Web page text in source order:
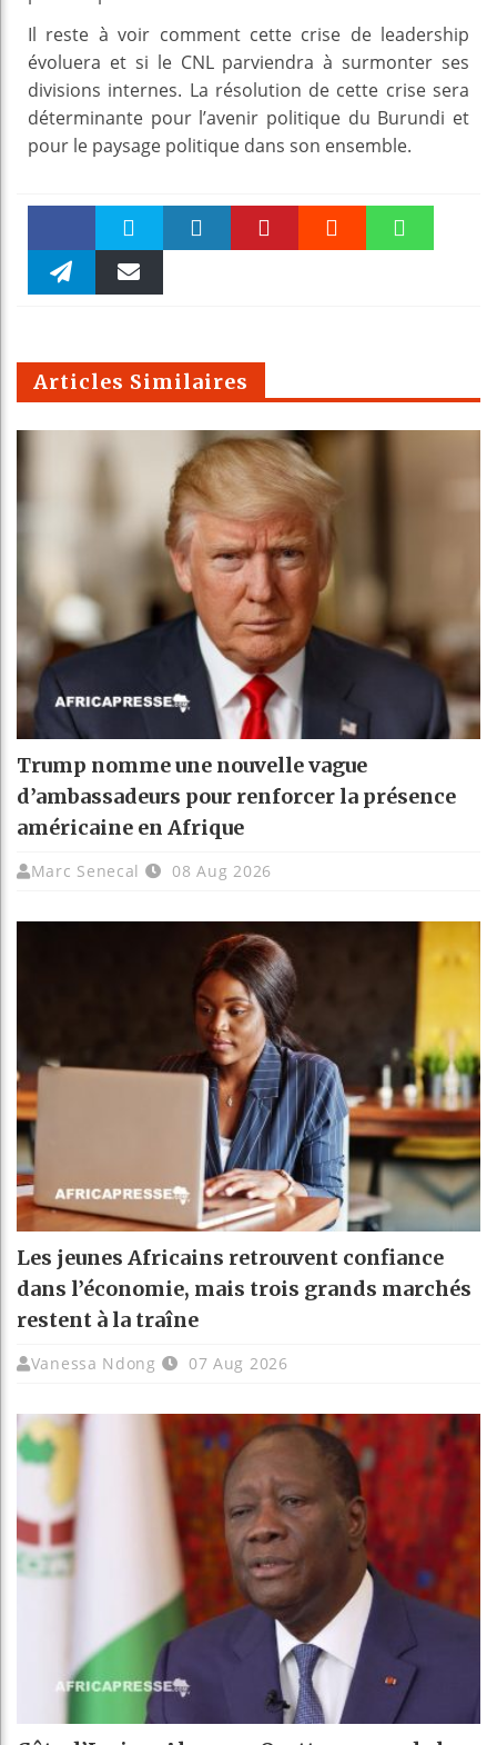
Il reste à voir comment cette crise de leadership
évoluera et si le CNL parviendra à surmonter ses
divisions internes. La résolution de cette crise sera
déterminante pour l’avenir politique du Burundi et
pour le paysage politique dans son ensemble.
Faceboo Twitter
m
Articles Similaires
Trump nomme une nouvelle vague
d’ambassadeurs pour renforcer la présence
américaine en Afrique
Marc Senecal 08 Aug 2026
Les jeunes Africains retrouvent confiance
dans l’économie, mais trois grands marchés
restent à la traîne
Vanessa Ndong 07 Aug 2026